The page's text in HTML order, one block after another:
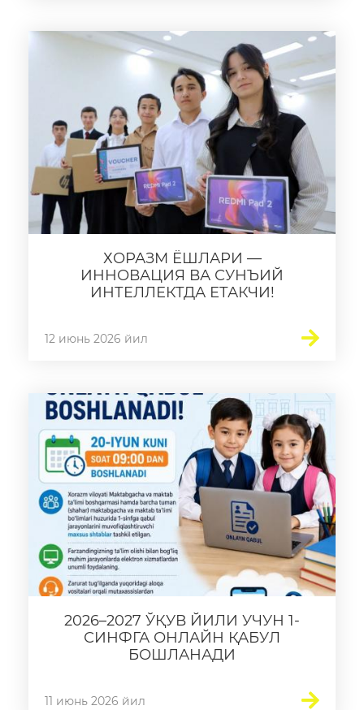
ХОРАЗМ ЁШЛАРИ —
ИННОВАЦИЯ ВА СУНЪИЙ
ИНТЕЛЛЕКТДА ЕТАКЧИ!
12 июнь 2026 йил
2026–2027 ЎҚУВ ЙИЛИ УЧУН 1-
СИНФГА ОНЛАЙН ҚАБУЛ
БОШЛАНАДИ
11 июнь 2026 йил